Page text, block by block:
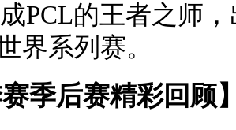
PCL的王者之师
界系列赛。
赛季后赛精彩回顾